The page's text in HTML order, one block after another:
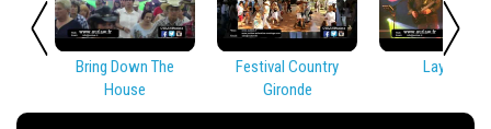
Bring Down The
House
Festival Country
Gironde
Lay Low